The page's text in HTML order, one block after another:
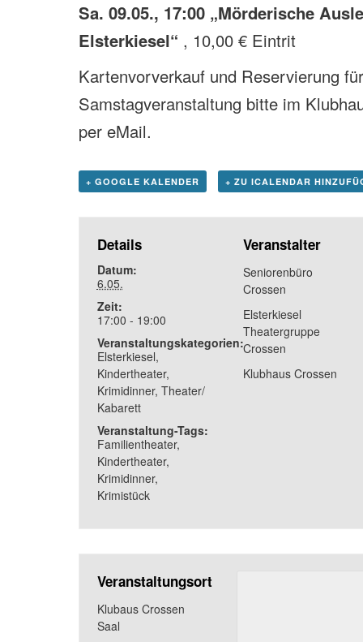
Sa. 09.05., 17:00 „Mörderische
Elsterkiesel“ , 10,00 € Eintrit
Kartenvorverkauf und Reservierung
Samstagveranstaltung bitte im
per eMail.
+ GOOGLE KALENDER + ZU ICALENDAR
Details
Datum:
6.05.
Zeit:
17:00 - 19:00
Veranstaltungskategorien:
Elsterkiesel,
Kindertheater,
Krimidinner, Theater/
Kabarett
Veranstaltung-Tags:
Familientheater,
Kindertheater,
Krimidinner,
Krimistück
Veranstalter
Seniorenbüro
Crossen
Elsterkiesel
Theatergruppe
Crossen
Klubhaus Crossen
Veranstaltungsort
Klubaus Crossen
Saal